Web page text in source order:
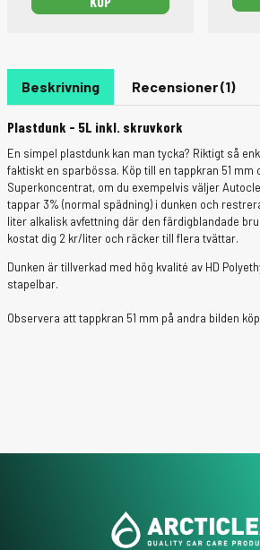
Beskrivning Recensioner (1)
Plastdunk - 5L inkl. skruvkork
En simpel plastdunk kan man tycka? Riktigt så
faktiskt en sparbössa. Köp till en tappkran 51 mm
Superkoncentrat, om du exempelvis väljer
tappar 3% (normal spädning) i dunken och
liter alkalisk avfettning där den färdigblandade
kostat dig 2 kr/liter och räcker till flera tvättar.
Dunken är tillverkad med hög kvalité av HD
stapelbar.
Observera att tappkran 51 mm på andra bilden